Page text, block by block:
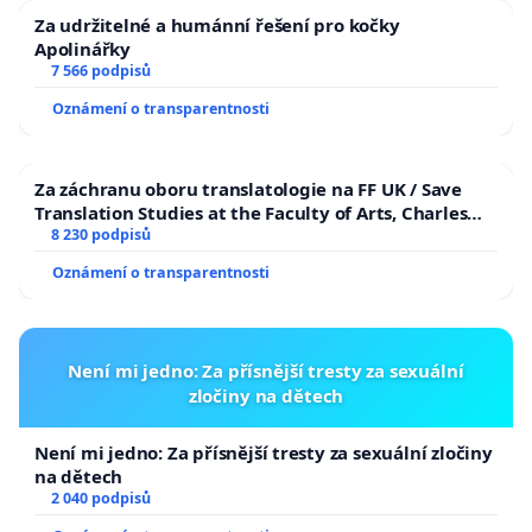
lidem. Hluk negativně působící na psychický stav
starších osob, malých dětí. Při neopatrné
manipulaci dochází k poškození sluchu či očí,
popálení, utržení prstů.
domácí mazlíčky.Každoročně jsou majitelé nuceni
své mazlíčky stresujícím způsobem připravovat na
hluk, podávat jim sedativa a po Silvestru zoufale
pátrat po zvířatech, která v panice utekla.
Zde jsou citace některých lidí z 31.12.2025
„Od cca 20h sedíme v koupelně s naším 11ti letým
maltézáčkem. Pouštím mu hudbu pro psy a pro
„U nás v Ostravě to samé. Začali bouchat v 16h a
ještě nepřestali. Je to jak válka“. „zákazy, nezákazy, u
Za udržitelné a humánní řešení pro kočky
Apolinářky
7 566 podpisů
Oznámení o transparentnosti
Za záchranu oboru translatologie na FF UK / Save
Translation Studies at the Faculty of Arts, Charles
University
8 230 podpisů
Oznámení o transparentnosti
Není mi jedno: Za přísnější tresty za sexuální
zločiny na dětech
Není mi jedno: Za přísnější tresty za sexuální zločiny
na dětech
2 040 podpisů